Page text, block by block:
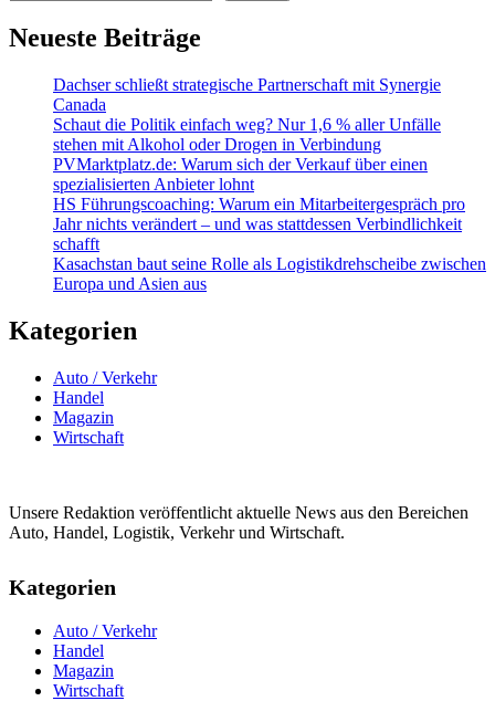
Neueste Beiträge
Dachser schließt strategische Partnerschaft mit Synergie
Canada
Schaut die Politik einfach weg? Nur 1,6 % aller Unfälle
stehen mit Alkohol oder Drogen in Verbindung
PVMarktplatz.de: Warum sich der Verkauf über einen
spezialisierten Anbieter lohnt
HS Führungscoaching: Warum ein Mitarbeitergespräch pro
Jahr nichts verändert – und was stattdessen Verbindlichkeit
schafft
Kasachstan baut seine Rolle als Logistikdrehscheibe zwischen
Europa und Asien aus
Kategorien
Auto / Verkehr
Handel
Magazin
Wirtschaft
Unsere Redaktion veröffentlicht aktuelle News aus den Bereichen
Auto, Handel, Logistik, Verkehr und Wirtschaft.
Kategorien
Auto / Verkehr
Handel
Magazin
Wirtschaft